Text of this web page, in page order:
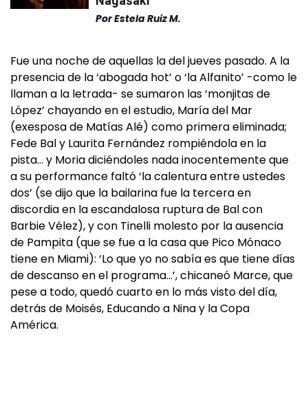
PorEstela Ruiz M.
Fue una noche de aquellas la del jueves pasado. A la
presencia de la ‘abogada hot’ o ‘la Alfanito’ -como le
llaman a la letrada- se sumaron las ‘monjitas de
López’ chayando en el estudio, María del Mar
(exesposa de Matías Alé) como primera eliminada;
Fede Bal y Laurita Fernández rompiéndola en la
pista… y Moria diciéndoles nada inocentemente que
a su performance faltó ‘la calentura entre ustedes
dos’ (se dijo que la bailarina fue la tercera en
discordia en la escandalosa ruptura de Bal con
Barbie Vélez), y con Tinelli molesto por la ausencia
de Pampita (que se fue a la casa que Pico Mónaco
tiene en Miami): ‘Lo que yo no sabía es que tiene días
de descanso en el programa…’, chicaneó Marce, que
pese a todo, quedó cuarto en lo más visto del día,
detrás de Moisés, Educando a Nina y la Copa
América.